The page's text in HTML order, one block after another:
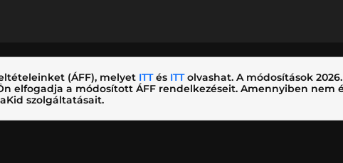
(ÁFF), melyet ITTés ITTolvashat. A módosítások
elfogadja a módosított ÁFF rendelkezéseit. Amennyiben nem
szolgáltatásait.